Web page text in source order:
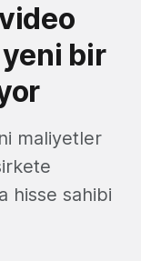
bir
maliyetler
hisse sahibi